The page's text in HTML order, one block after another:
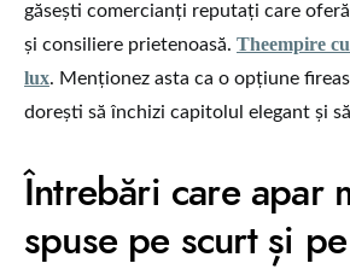
găsești comercianți reputați care
și consiliere prietenoasă. Theempire
lux. Menționez asta ca o opțiune
dorești să închizi capitolul elegant și
Întrebări care apar
spuse pe scurt și